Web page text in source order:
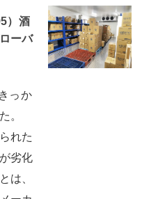
）酒
ーバ
っか
。
れた
劣化
は、